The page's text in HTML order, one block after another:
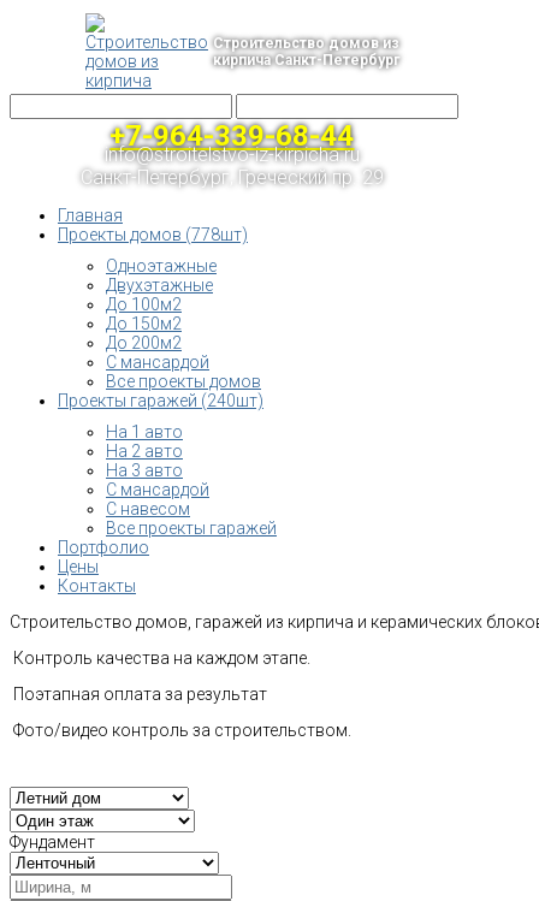
Строительство домов из
кирпича Санкт-Петербург
+7-964-339-68-44
info@stroitelstvo-iz-kirpicha.ru
Санкт-Петербург, Греческий пр. 29
Главная
Проекты домов (778шт)
Одноэтажные
Двухэтажные
До 100м2
До 150м2
До 200м2
С мансардой
Все проекты домов
Проекты гаражей (240шт)
На 1 авто
На 2 авто
На 3 авто
С мансардой
С навесом
Все проекты гаражей
Портфолио
Цены
Контакты
Строительство домов, гаражей из кирпича и керамических
Контроль качества на каждом этапе.
Поэтапная оплата за результат
Фото/видео контроль за строительством.
Фундамент